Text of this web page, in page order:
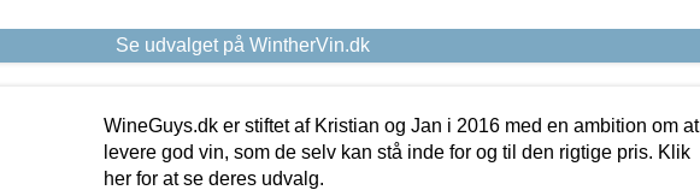
Se udvalget på WintherVin.dk
WineGuys.dk er stiftet af Kristian og Jan i 2016 med en ambition om at
levere god vin, som de selv kan stå inde for og til den rigtige pris. Klik
her for at se deres udvalg.